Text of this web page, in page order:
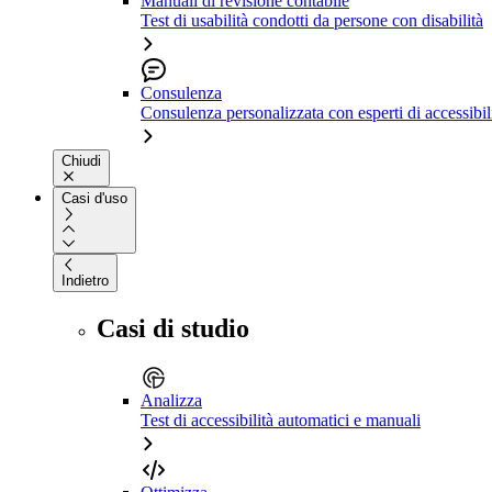
Test di usabilità condotti da persone con disabilità
Consulenza
Consulenza personalizzata con esperti di
Chiudi
Casi d'uso
Indietro
Casi di studio
Analizza
Test di accessibilità automatici e manuali